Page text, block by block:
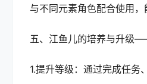
与不同元素角色配合使用，
五、江鱼儿的培养与升级
1.提升等级：通过完成任务